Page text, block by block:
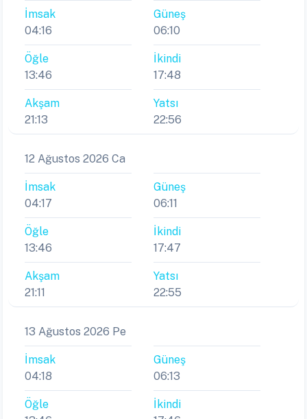
İmsak
04:16
Güneş
06:10
Öğle
13:46
İkindi
17:48
Akşam
21:13
Yatsı
22:56
12 Ağustos 2026 Ca
İmsak
04:17
Güneş
06:11
Öğle
13:46
İkindi
17:47
Akşam
21:11
Yatsı
22:55
13 Ağustos 2026 Pe
İmsak
04:18
Güneş
06:13
Öğle
İkindi